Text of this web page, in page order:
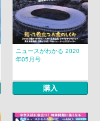
ニュースがわかる 2020
年05月号
購入